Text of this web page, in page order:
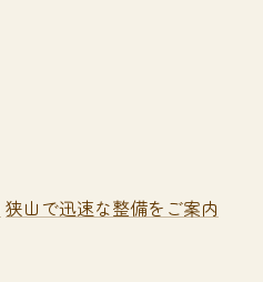
狭山で迅速な整備をご案内